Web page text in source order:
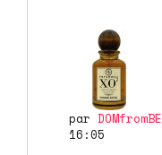
par DOMfromBE
16:05